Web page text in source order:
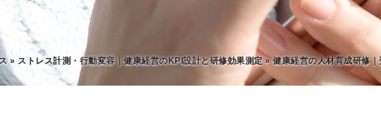
»ストレス計測・行動変容｜健康経営のKPI設計と研修効果測定 »健康経営の人材育成研修